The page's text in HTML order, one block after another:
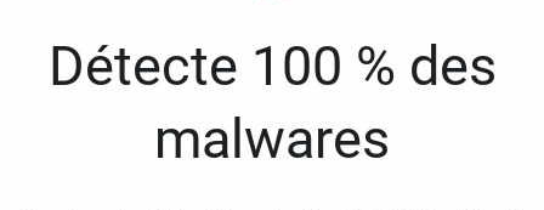
Détecte 100 % des
malwares